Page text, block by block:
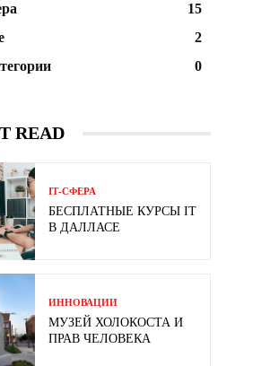
15
2
0
READ
ІТ-СФЕРА
БЕСПЛАТНЫЕ КУРСЫ IT
В ДАЛЛАСЕ
ИННОВАЦИИ
МУЗЕЙ ХОЛОКОСТА И
ПРАВ ЧЕЛОВЕКА